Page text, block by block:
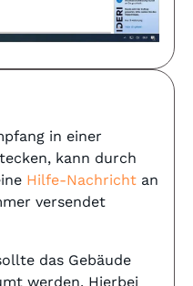
in einer
kann durch
Hilfe-Nachrichtan
versendet
das Gebäude
werden. Hierbei